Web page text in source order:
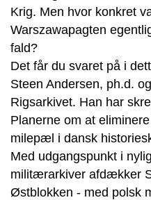
Krig. Men hvor konkret
Warszawapagten
fald?
Det får du svaret på i
Steen Andersen, ph.d.
Rigsarkivet. Han har
Planerne om at
milepæl i dansk
Med udgangspunkt i
militærarkiver afdækker
Østblokken - med polsk